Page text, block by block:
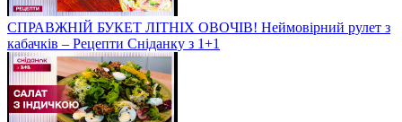
СПРАВЖНІЙ БУКЕТ ЛІТНІХ ОВОЧІВ! Неймовірний рулет з
кабачків – Рецепти Сніданку з 1+1